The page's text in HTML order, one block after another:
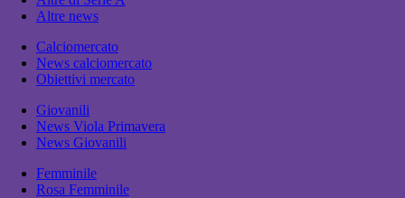
Altre news
Calciomercato
News calciomercato
Obiettivi mercato
Giovanili
News Viola Primavera
News Giovanili
Femminile
Rosa Femminile